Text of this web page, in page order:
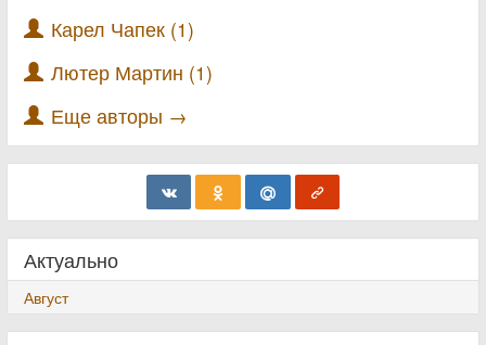
Карел Чапек (1)
Лютер Мартин (1)
Еще авторы →
Актуально
Август